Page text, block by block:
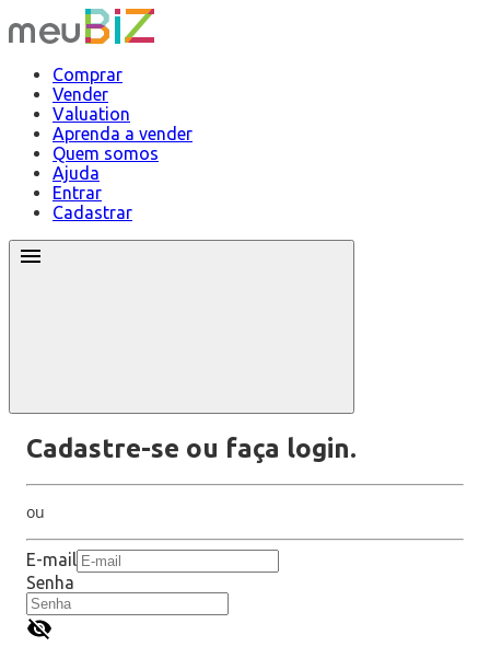
Comprar
Vender
Valuation
Aprenda a vender
Quem somos
Ajuda
Entrar
Cadastrar
Cadastre-se ou faça login.
ou
E-mail
Senha